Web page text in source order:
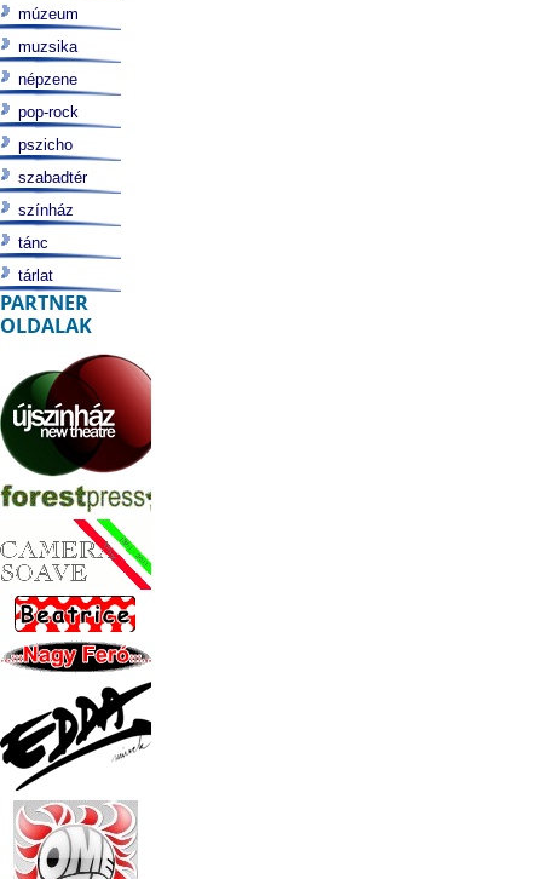
múzeum
muzsika
népzene
pop-rock
pszicho
szabadtér
színház
tánc
tárlat
PARTNER
OLDALAK